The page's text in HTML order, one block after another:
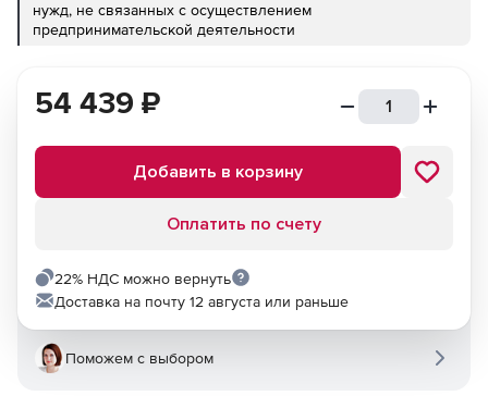
нужд, не связанных с осуществлением
предпринимательской деятельности
54 439 ₽
Добавить в корзину
Оплатить по счету
22% НДС можно вернуть
Доставка на почту 12 августа или раньше
Поможем с выбором